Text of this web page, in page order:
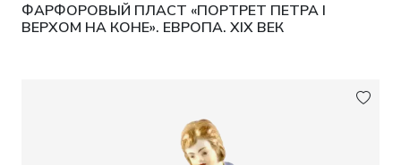
ФАРФОРОВЫЙ ПЛАСТ «ПОРТРЕТ ПЕТРА I
ВЕРХОМ НА КОНЕ». ЕВРОПА. XIX ВЕК